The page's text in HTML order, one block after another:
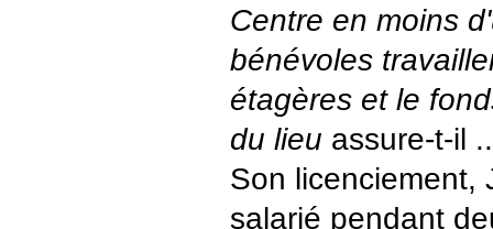
Centre en moins
bénévoles
étagères et le
du lieu assure-t-il
Son licenciement,
salarié pendant